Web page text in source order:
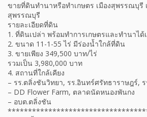
ขายที่ดินทำนาหรือทำเกษตร เมืองสุพรรณบุรี
สุพรรณบุรี
รายละเอียดที่ดิน
1. ที่ดินเปล่า พร้อมทำการเกษตรและทำนาได้
2. ขนาด 11-1-55 ไร่ มีร่องน้ำใกล้ที่ดิน
3. ขายเพียง 349,500 บาท/ไร่
รวมเป็น 3,980,000 บาท
4. สถานที่ใกล้เคียง
– รร.ตลิ่งชันวิทยา, รร.อินทร์ศรัทธาราษฎร์,
– DD Flower Farm, ตลาดนัดหนองพันกง
– อบต.ตลิ่งชัน